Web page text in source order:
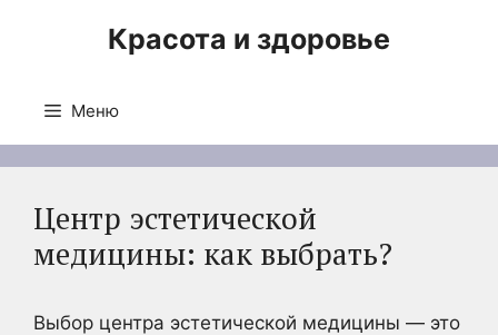
Красота и здоровье
Меню
Центр эстетической
медицины: как выбрать?
Выбор центра эстетической медицины — это